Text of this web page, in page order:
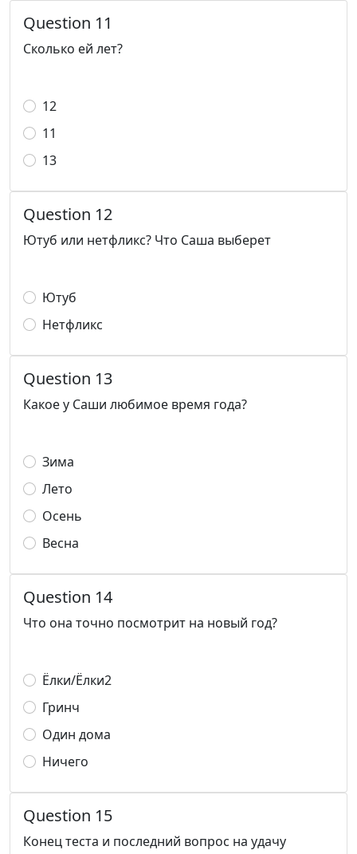
Question 11
Сколько ей лет?
12
11
13
Question 12
Ютуб или нетфликс? Что Саша выберет
Ютуб
Нетфликс
Question 13
Какое у Саши любимое время года?
Зима
Лето
Осень
Весна
Question 14
Что она точно посмотрит на новый год?
Ëлки/Ëлки2
Гринч
Один дома
Ничего
Question 15
Конец теста и последний вопрос на удачу